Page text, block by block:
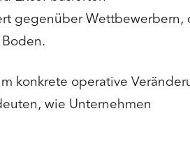
gegenüber Wettbewerbern,
konkrete operative
wie Unternehmen